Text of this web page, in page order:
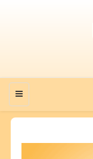
منو